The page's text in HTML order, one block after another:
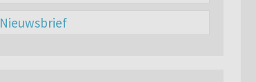
Nieuwsbrief